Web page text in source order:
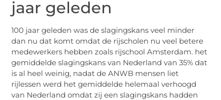
jaar geleden
100 jaar geleden was de slagingskans veel minder
dan nu dat komt omdat de rijscholen nu veel betere
medewerkers hebben zoals rijschool Amsterdam. het
gemiddelde slagingskans van Nederland van 35% dat
is al heel weinig, nadat de ANWB mensen liet
rijlessen werd het gemiddelde helemaal verhoogd
van Nederland omdat zij een slagingskans hadden